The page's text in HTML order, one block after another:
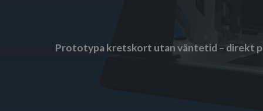
Prototypa kretskort utan väntetid – direkt